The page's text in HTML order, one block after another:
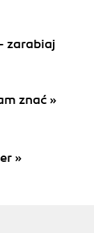
zarabiaj
znać »
»